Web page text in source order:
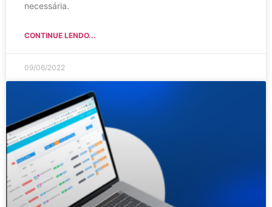
necessária.
CONTINUE LENDO...
09/06/2022